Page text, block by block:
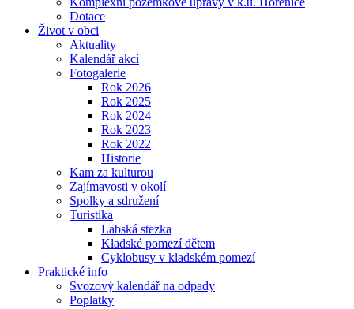
Dotace
Život v obci
Aktuality
Kalendář akcí
Fotogalerie
Rok 2026
Rok 2025
Rok 2024
Rok 2023
Rok 2022
Historie
Kam za kulturou
Zajímavosti v okolí
Spolky a sdružení
Turistika
Labská stezka
Kladské pomezí dětem
Cyklobusy v kladském pomezí
Praktické info
Svozový kalendář na odpady
Poplatky